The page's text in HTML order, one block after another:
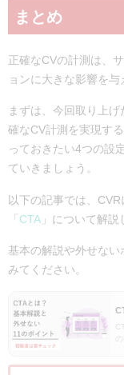
まとめ
正確なCVの計測は、
ョンに大きな影響を与
まずは、今回取り上
確なCV計測を実現す
っておきたい4つの設
ていきましょう。
以下の記事では、
「 CTA 」について解説
基本の解説や外せな
みてください。